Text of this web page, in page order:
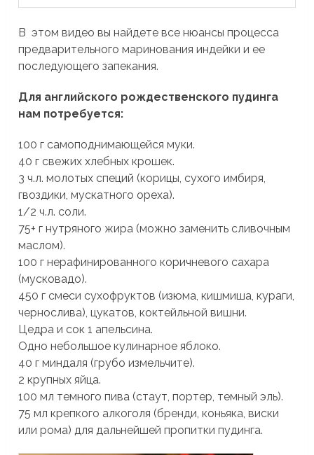
В этом видео вы найдете все нюансы процесса
предварительного маринования индейки и ее
последующего запекания.
Для английского рождественского пудинга
нам потребуется:
100 г самоподнимающейся муки.
40 г свежих хлебных крошек.
3 ч.л. молотых специй (корицы, сухого имбиря,
гвоздики, мускатного ореха).
1/2 ч.л. соли.
75+ г нутряного жира (можно заменить сливочным
маслом).
100 г нерафинированного коричневого сахара
(мусковадо).
450 г смеси сухофруктов (изюма, кишмиша, кураги,
чернослива), цукатов, коктейльной вишни.
Цедра и сок 1 апельсина.
Одно небольшое кулинарное яблоко.
40 г миндаля (грубо измельчите).
2 крупных яйца.
100 мл темного пива (cтаут, портер, темный эль).
75 мл крепкого алкоголя (бренди, коньяка, виски
или рома) для дальнейшей пропитки пудинга.